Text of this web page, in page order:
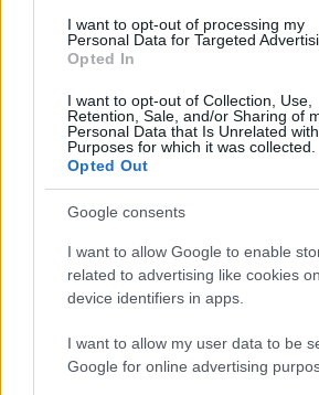
I want to opt-out of processing my
Personal Data for Targeted
Opted In
I want to opt-out of Collection, Use,
Retention, Sale, and/or Sharing of
Personal Data that Is Unrelated
Purposes for which it was collected.
Opted Out
Google consents
I want to allow Google to enable
related to advertising like cookies
device identifiers in apps.
I want to allow my user data to be
Google for online advertising
Kolbenheyer olvas
Anarchoszindikalista
kolbenheyer•2022. február 05.
Az igazán érdekes tudományos
arról szólnak, hogy mindent
valójában semmit sem tudunk),
szólhatna ennél jobban erről egy
emberi őstörténet. David Graeber
David Wengrow régész vaskos
Everything…